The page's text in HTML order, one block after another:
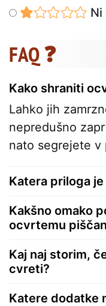
Ni
FAQ ❓
Kako shraniti
Lahko jih
nepredušno
nato segrejete v
Katera priloga
Kakšno omako
ocvrtemu
Kaj naj storim,
cvreti?
Katere dodatke